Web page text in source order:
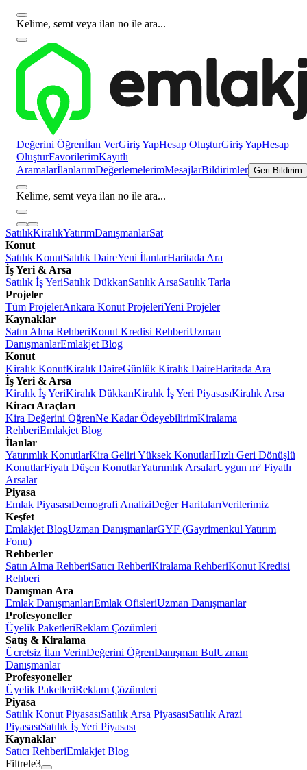
Kelime, semt veya ilan no ile ara...
Değerini Öğrenİlan VerGiriş YapHesap OluşturGiriş YapHesap
OluşturFavorilerimKayıtlı
AramalarİlanlarımDeğerlemelerimMesajlarBildirimler Geri Bildirim
Kelime, semt veya ilan no ile ara...
SatılıkKiralıkYatırımDanışmanlarSat
Konut
Satılık KonutSatılık DaireYeni İlanlarHaritada Ara
İş Yeri & Arsa
Satılık İş YeriSatılık DükkanSatılık ArsaSatılık Tarla
Projeler
Tüm ProjelerAnkara Konut ProjeleriYeni Projeler
Kaynaklar
Satın Alma RehberiKonut Kredisi RehberiUzman
DanışmanlarEmlakjet Blog
Konut
Kiralık KonutKiralık DaireGünlük Kiralık DaireHaritada Ara
İş Yeri & Arsa
Kiralık İş YeriKiralık DükkanKiralık İş Yeri PiyasasıKiralık Arsa
Kiracı Araçları
Kira Değerini ÖğrenNe Kadar ÖdeyebilirimKiralama
RehberiEmlakjet Blog
İlanlar
Yatırımlık KonutlarKira Geliri Yüksek KonutlarHızlı Geri Dönüşlü
KonutlarFiyatı Düşen KonutlarYatırımlık ArsalarUygun m² Fiyatlı
Arsalar
Piyasa
Emlak PiyasasıDemografi AnaliziDeğer HaritalarıVerilerimiz
Keşfet
Emlakjet BlogUzman DanışmanlarGYF (Gayrimenkul Yatırım
Fonu)
Rehberler
Satın Alma RehberiSatıcı RehberiKiralama RehberiKonut Kredisi
Rehberi
Danışman Ara
Emlak DanışmanlarıEmlak OfisleriUzman Danışmanlar
Profesyoneller
Üyelik PaketleriReklam Çözümleri
Satış & Kiralama
Ücretsiz İlan VerinDeğerini ÖğrenDanışman BulUzman
Danışmanlar
Profesyoneller
Üyelik PaketleriReklam Çözümleri
Piyasa
Satılık Konut PiyasasıSatılık Arsa PiyasasıSatılık Arazi
PiyasasıSatılık İş Yeri Piyasası
Kaynaklar
Satıcı RehberiEmlakjet Blog
Filtrele3